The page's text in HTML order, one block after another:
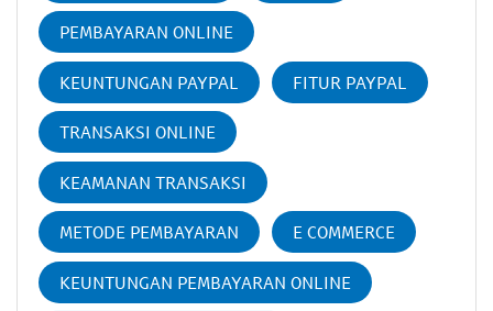
PEMBAYARAN ONLINE
KEUNTUNGAN PAYPAL FITUR PAYPAL
TRANSAKSI ONLINE
KEAMANAN TRANSAKSI
METODE PEMBAYARAN E COMMERCE
KEUNTUNGAN PEMBAYARAN ONLINE